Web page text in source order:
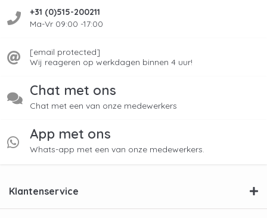
+31 (0)515-200211
Ma-Vr 09:00 -17:00
[email protected]
Wij reageren op werkdagen binnen 4 uur!
Chat met ons
Chat met een van onze medewerkers
App met ons
Whats-app met een van onze medewerkers.
Klantenservice